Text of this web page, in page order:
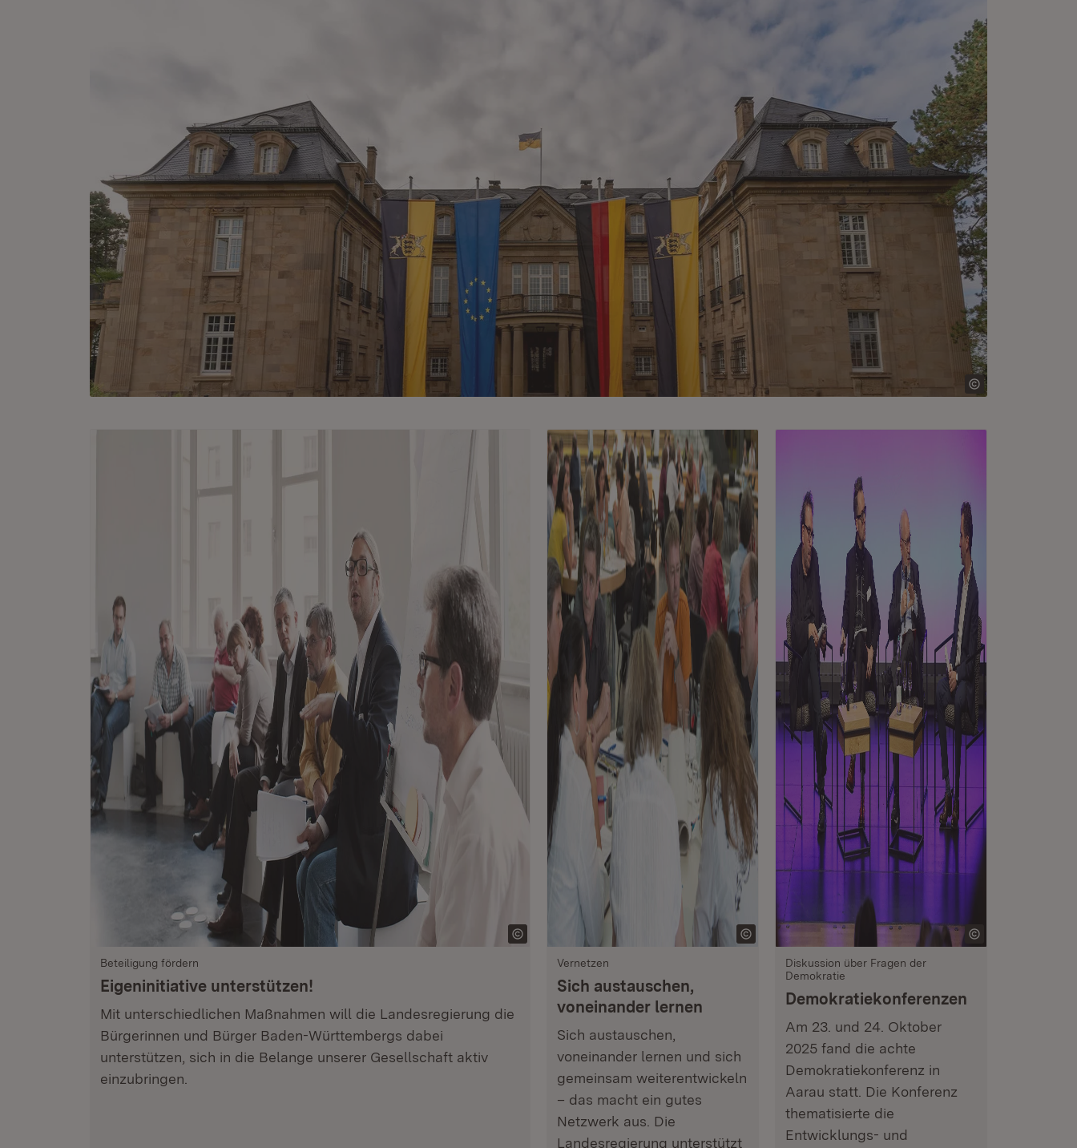
Beteiligung fördern
Eigeninitiative unterstützen!
Mit unterschiedlichen Maßnahmen will die Landesregierung die
Bürgerinnen und Bürger Baden-Württembergs dabei
unterstützen, sich in die Belange unserer Gesellschaft aktiv
einzubringen.
Vernetzen
Sich austauschen,
voneinander lernen
Sich austauschen,
voneinander lernen und sich
gemeinsam weiterentwickeln
– das macht ein gutes
Netzwerk aus. Die
Landesregierung unterstützt
Diskussion über Fragen der
Demokratie
Demokratiekonferenzen
Am 23. und 24. Oktober
2025 fand die achte
Demokratiekonferenz in
Aarau statt. Die Konferenz
thematisierte die
Entwicklungs- und